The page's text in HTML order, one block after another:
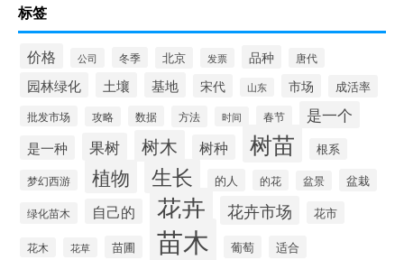
标签
价格 公司 冬季 北京 发票 品种 唐代
园林绿化 土壤 基地 宋代 山东 市场 成活率
批发市场 攻略 数据 方法 时间 春节 是一个
是一种 果树 树木 树种 树苗 根系
梦幻西游 植物 生长 的人 的花 盆景 盆栽
绿化苗木 自己的 花卉 花卉市场 花市
花木 花草 苗圃 苗木 葡萄 适合